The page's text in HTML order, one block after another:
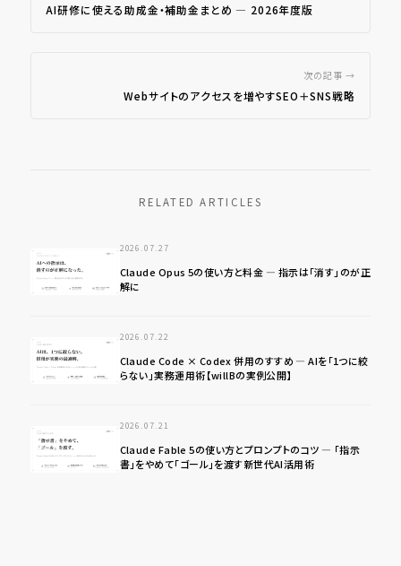
AI研修に使える助成金・補助金まとめ ― 2026年度版
次の記事 →
Webサイトのアクセスを増やすSEO＋SNS戦略
RELATED ARTICLES
2026.07.27
Claude Opus 5の使い方と料金 ― 指示は「消す」のが正
解に
2026.07.22
Claude Code × Codex 併用のすすめ ― AIを「1つに絞
らない」実務運用術【willBの実例公開】
2026.07.21
Claude Fable 5の使い方とプロンプトのコツ ― 「指示
書」をやめて「ゴール」を渡す新世代AI活用術